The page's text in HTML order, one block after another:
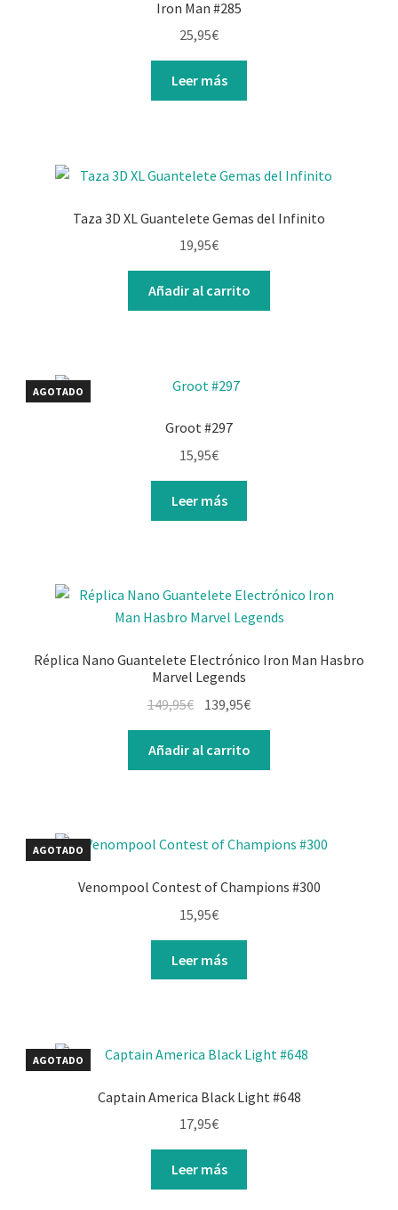
Iron Man #285
25,95€
Leer más
Taza 3D XL Guantelete Gemas del Infinito
19,95€
Añadir al carrito
AGOTADO
Groot #297
15,95€
Leer más
Réplica Nano Guantelete Electrónico Iron Man Hasbro
Marvel Legends
149,95€ El
original
era:
139,95€El
es:
Añadir al carrito
AGOTADO
Venompool Contest of Champions #300
15,95€
Leer más
AGOTADO
Captain America Black Light #648
17,95€
Leer más